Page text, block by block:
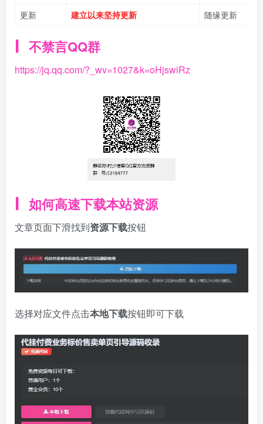
更新
建立以来坚持更新 随缘更新
不禁言QQ群
https://jq.qq.com/?_wv=1027&k=oHjswiRz
如何高速下载本站资源
文章页面下滑找到资源下载按钮
选择对应文件点击本地下载按钮即可下载